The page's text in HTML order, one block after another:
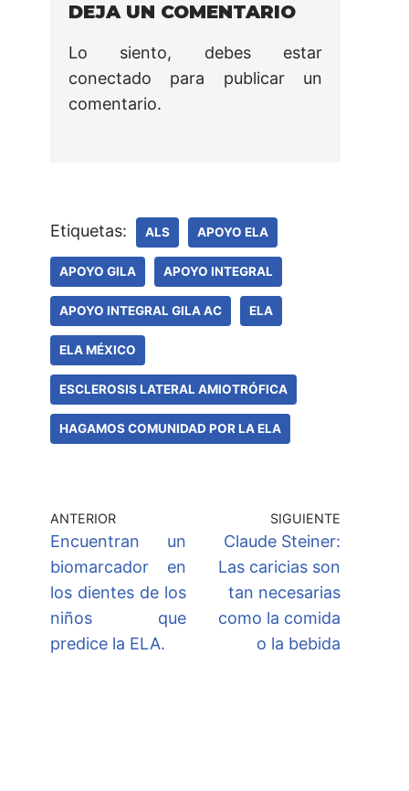
DEJA UN COMENTARIO
Lo siento, debes estar
conectado para publicar un
comentario.
Etiquetas: ALS APOYO ELA
APOYO GILA APOYO INTEGRAL
APOYO INTEGRAL GILA AC ELA
ELA MÉXICO
ESCLEROSIS LATERAL AMIOTRÓFICA
HAGAMOS COMUNIDAD POR LA ELA
ANTERIOR
Encuentran un
biomarcador en
los dientes de los
niños que
predice la ELA.
SIGUIENTE
Claude Steiner:
Las caricias son
tan necesarias
como la comida
o la bebida